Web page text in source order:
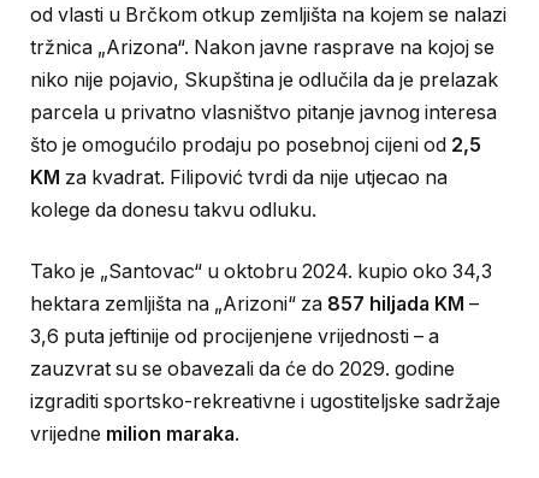
od vlasti u Brčkom otkup zemljišta na kojem se nalazi
tržnica „Arizona“. Nakon javne rasprave na kojoj se
niko nije pojavio, Skupština je odlučila da je prelazak
parcela u privatno vlasništvo pitanje javnog interesa
što je omogućilo prodaju po posebnoj cijeni od 2,5
KM za kvadrat. Filipović tvrdi da nije utjecao na
kolege da donesu takvu odluku.
Tako je „Santovac“ u oktobru 2024. kupio oko 34,3
hektara zemljišta na „Arizoni“ za 857 hiljada KM –
3,6 puta jeftinije od procijenjene vrijednosti – a
zauzvrat su se obavezali da će do 2029. godine
izgraditi sportsko-rekreativne i ugostiteljske sadržaje
vrijedne milion maraka.